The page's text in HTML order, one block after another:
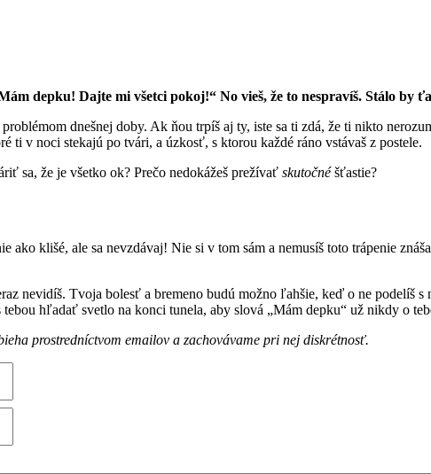
depku! Dajte mi všetci pokoj!“ No vieš, že to nespravíš. Stálo by
dnešnej doby. Ak ňou trpíš aj ty, iste sa ti zdá, že ti nikto
ti v noci stekajú po tvári, a úzkosť, s ktorou každé ráno vstávaš z postele.
sa, že je všetko ok? Prečo nedokážeš prežívať skutočnéšťastie?
klišé, ale sa nevzdávaj! Nie si v tom sám a nemusíš toto trápenie
nevidíš. Tvoja bolesť a bremeno budú možno ľahšie, keď o ne podelíš
hľadať svetlo na konci tunela, aby slová „Mám depku“ už nikdy o
prostredníctvom emailov a zachovávame pri nej diskrétnosť.